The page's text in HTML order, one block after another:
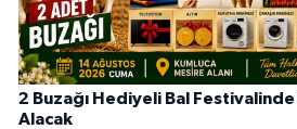
2 Buzağı Hediyeli Bal Festivalinde
Alacak